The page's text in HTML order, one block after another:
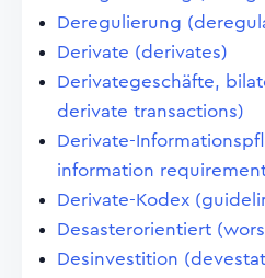
Deregulierung
Derivate (derivates)
Derivategeschäfte,
derivate transactions)
Derivate-
information
Derivate-Kodex
Desasterorientiert
Desinvestition